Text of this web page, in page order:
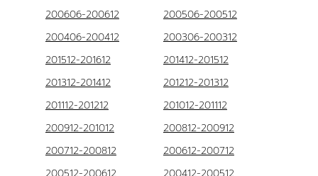
200606-200612
200506-200512
200406-200412
200306-200312
201512-201612
201412-201512
201312-201412
201212-201312
201112-201212
201012-201112
200912-201012
200812-200912
200712-200812
200612-200712